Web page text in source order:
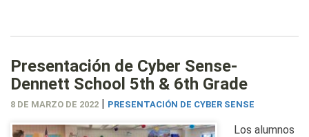
Presentación de Cyber Sense-
Dennett School 5th & 6th Grade
8 DE MARZO DE 2022 | PRESENTACIÓN DE CYBER SENSE
Los alumnos